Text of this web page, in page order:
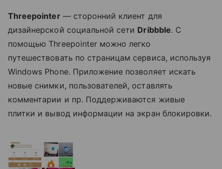
Threepointer— сторонний клиент для
дизайнерской социальной сети Dribbble. С
помощью Threepointer можно легко
путешествовать по страницам сервиса, используя
Windows Phone. Приложение позволяет искать
новые снимки, пользователей, оставлять
комментарии и пр. Поддерживаются живые
плитки и вывод информации на экран блокировки.